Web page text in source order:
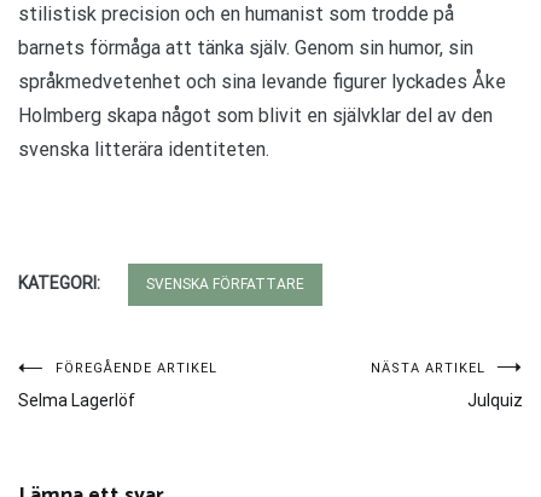
stilistisk precision och en humanist som trodde på
barnets förmåga att tänka själv. Genom sin humor, sin
språkmedvetenhet och sina levande figurer lyckades Åke
Holmberg skapa något som blivit en självklar del av den
svenska litterära identiteten.
KATEGORI: SVENSKA FÖRFATTARE
Inläggsnavigering
FÖREGÅENDE ARTIKEL
Selma Lagerlöf
NÄSTA ARTIKEL
Julquiz